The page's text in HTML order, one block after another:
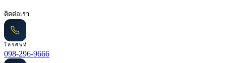
ติดต่อเรา
โทรศัพท์
098-296-9666